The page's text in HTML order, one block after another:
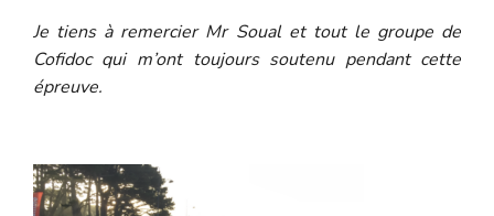
Je tiens à remercier Mr Soual et tout le groupe de
Cofidoc qui m’ont toujours soutenu pendant cette
épreuve.